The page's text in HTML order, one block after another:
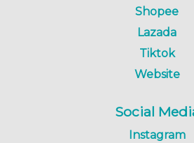
Shopee
Lazada
Tiktok
Website
Social
Instagram